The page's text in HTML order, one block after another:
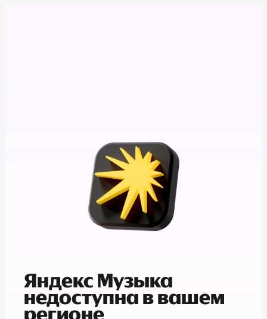
Яндекс Музыка
недоступна в вашем
регионе